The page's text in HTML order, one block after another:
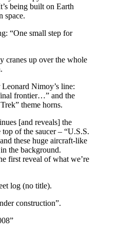
being built on Earth
space.
“One small step for
cranes up over the whole
Nimoy’s line:
frontier…” and the
theme horns.
[and reveals] the
of the saucer – “U.S.S.
these huge aircraft-like
the background.
first reveal of what we’re
log (no title).
construction”.